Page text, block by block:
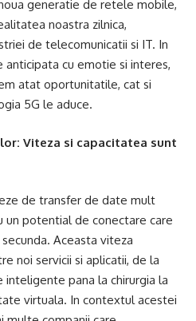
generatie de retele mobile,
noastra zilnica,
de telecomunicatii si IT. In
cu emotie si interes,
atat oportunitatile, cat si
5G le aduce.
Viteza si capacitatea sunt
de transfer de date mult
un potential de conectare care
Aceasta viteza
noi servicii si aplicatii, de la
inteligente pana la chirurgia la
virtuala. In contextul acestei